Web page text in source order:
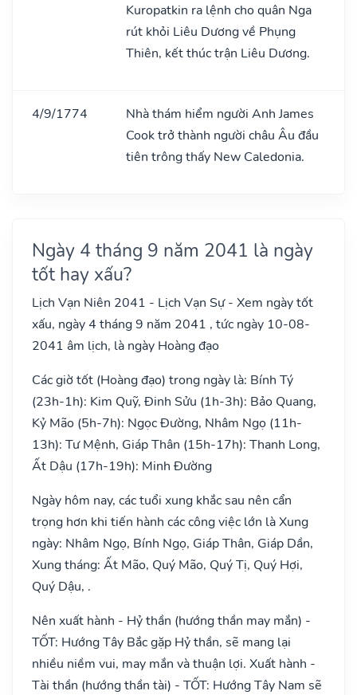
Kuropatkin ra lệnh cho quân Nga
rút khỏi Liêu Dương về Phụng
Thiên, kết thúc trận Liêu Dương.
4/9/1774
Nhà thám hiểm người Anh James
Cook trở thành người châu Âu đầu
tiên trông thấy New Caledonia.
Ngày 4 tháng 9 năm 2041 là ngày
tốt hay xấu?
Lịch Vạn Niên 2041 - Lịch Vạn Sự - Xem ngày tốt
xấu, ngày 4 tháng 9 năm 2041 , tức ngày 10-08-
2041 âm lịch, là ngày Hoàng đạo
Các giờ tốt (Hoàng đạo) trong ngày là: Bính Tý
(23h-1h): Kim Quỹ, Đinh Sửu (1h-3h): Bảo Quang,
Kỷ Mão (5h-7h): Ngọc Đường, Nhâm Ngọ (11h-
13h): Tư Mệnh, Giáp Thân (15h-17h): Thanh Long,
Ất Dậu (17h-19h): Minh Đường
Ngày hôm nay, các tuổi xung khắc sau nên cẩn
trọng hơn khi tiến hành các công việc lớn là Xung
ngày: Nhâm Ngọ, Bính Ngọ, Giáp Thân, Giáp Dần,
Xung tháng: Ất Mão, Quý Mão, Quý Tị, Quý Hợi,
Quý Dậu, .
Nên xuất hành - Hỷ thần (hướng thần may mắn) -
TỐT: Hướng Tây Bắc gặp Hỷ thần, sẽ mang lại
nhiều niềm vui, may mắn và thuận lợi. Xuất hành -
Tài thần (hướng thần tài) - TỐT: Hướng Tây Nam sẽ